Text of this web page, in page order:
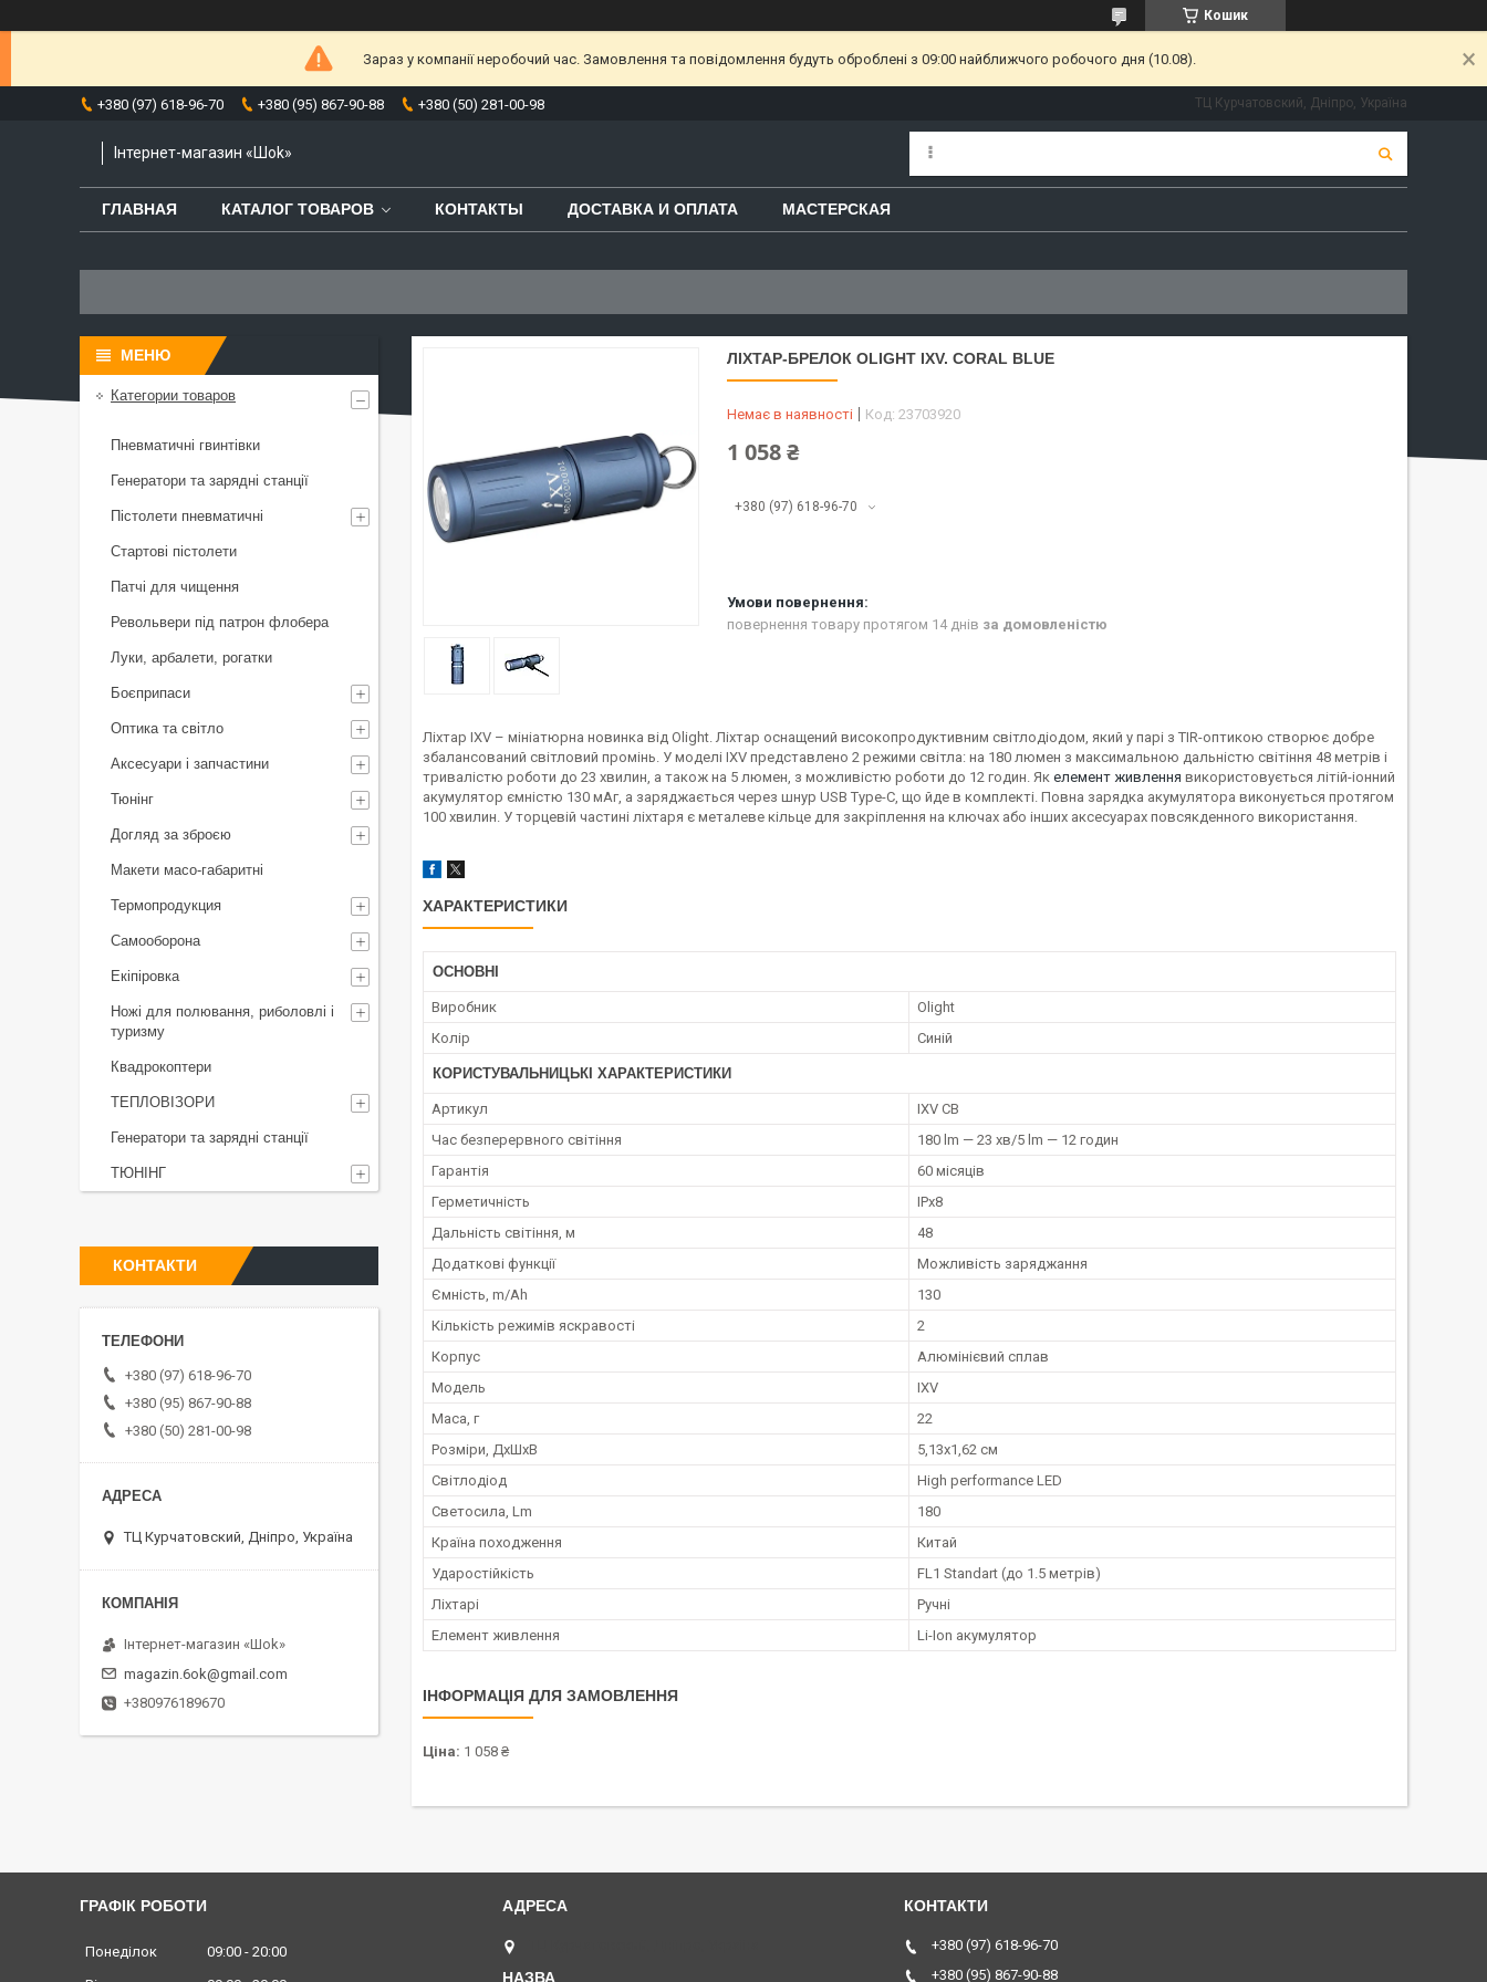
Кошик
Зараз у компанії неробочий час. Замовлення та повідомлення будуть оброблені з 09:00 найближчого робочого дня (10.08).
+380 (97) 618-96-70 +380 (95) 867-90-88 +380 (50) 281-00-98 ТЦ Курчатовский, Дніпро, Україна
Інтернет-магазин «Шоk»
ГЛАВНАЯ КАТАЛОГ ТОВАРОВ КОНТАКТЫ ДОСТАВКА И ОПЛАТА МАСТЕРСКАЯ
ЛІХТАР-БРЕЛОК OLIGHT IXV. CORAL BLUE
Немає в наявності Код: 23703920
1 058 ₴
+380 (97) 618-96-70
повернення товару протягом 14 днів за домовленістю
Ліхтар IXV – мініатюрна новинка від Olight. Ліхтар оснащений високопродуктивним світлодіодом, який у парі з TIR-оптикою створює добре
збалансований світловий промінь. У моделі IXV представлено 2 режими світла: на 180 люмен з максимальною дальністю світіння 48 метрів і
тривалістю роботи до 23 хвилин, а також на 5 люмен, з можливістю роботи до 12 годин. Як елемент живлення використовується літій-іонний
акумулятор ємністю 130 мАг, а заряджається через шнур USB Type-C, що йде в комплекті. Повна зарядка акумулятора виконується протягом
100 хвилин. У торцевій частині ліхтаря є металеве кільце для закріплення на ключах або інших аксесуарах повсякденного використання.
ХАРАКТЕРИСТИКИ
ОСНОВНІ
Виробник
Olight
Колір
Синій
КОРИСТУВАЛЬНИЦЬКІ ХАРАКТЕРИСТИКИ
Артикул
IXV CB
Час безперервного світіння
180 lm — 23 хв/5 lm — 12 годин
Гарантія
60 місяців
Герметичність
IPx8
Дальність світіння, м
48
Додаткові функції
Можливість заряджання
Ємність, m/Ah
130
Кількість режимів яскравості
2
Корпус
Алюмінієвий сплав
Мoдель
IXV
Маса, г
22
Розміри, ДхШхВ
5,13x1,62 см
Світлодіод
High performance LED
Светосила, Lm
180
Країна походження
Китай
Ударостійкість
FL1 Standart (до 1.5 метрів)
Ліхтарі
Ручні
Елемент живлення
Li-Ion акумулятор
ІНФОРМАЦІЯ ДЛЯ ЗАМОВЛЕННЯ
Ціна: 1 058 ₴
Категории товаров
Пневматичні гвинтівки
Генератори та зарядні станції
Пістолети пневматичні
Стартові пістолети
Патчі для чищення
Револьвери під патрон флобера
Луки, арбалети, рогатки
Боєприпаси
Оптика та світло
Аксесуари і запчастини
Тюнінг
Догляд за зброєю
Макети масо-габаритні
Термопродукция
Самооборона
Екіпіровка
Ножі для полювання, риболовлі і
туризму
Квадрокоптери
ТЕПЛОВІЗОРИ
Генератори та зарядні станції
ТЮНІНГ
КОНТАКТИ
+380 (97) 618-96-70
+380 (95) 867-90-88
+380 (50) 281-00-98
ТЦ Курчатовский, Дніпро, Україна
Інтернет-магазин «Шоk»
magazin.6ok@gmail.com
+380976189670
ГРАФІК РОБОТИ
Понеділок 09:00
20:00
+380 (97) 618-96-70
+380 (95) 867-90-88